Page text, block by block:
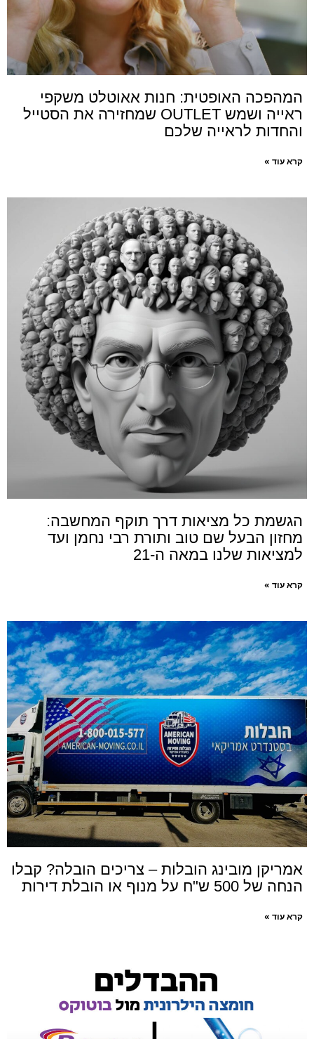
המהפכה האופטית: חנות אאוטלט משקפי
ראייה ושמש OUTLET שמחזירה את הסטייל
והחדות לראייה שלכם
קרא עוד »
הגשמת כל מציאות דרך תוקף המחשבה:
מחזון הבעל שם טוב ותורת רבי נחמן ועד
למציאות שלנו במאה ה-21
קרא עוד »
אמריקן מובינג הובלות – צריכים הובלה? קבלו
הנחה של 500 ש"ח על מנוף או הובלת דירות
קרא עוד »